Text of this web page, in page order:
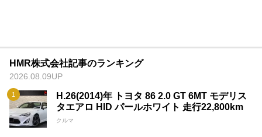
HMR株式会社記事のランキング
2026.08.09UP
H.26(2014)年 トヨタ 86 2.0 GT 6MT モデリス
タエアロ HID パールホワイト 走行22,800km
クルマ